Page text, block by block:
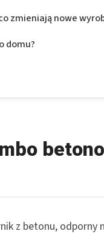
zmieniają nowe
domu?
z betonu, odporny